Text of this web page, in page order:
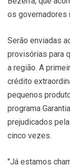
os governadores
Serão enviadas
provisórias para
a região. A
crédito
pequenos
programa
prejudicados
cinco vezes.
"Já estamos